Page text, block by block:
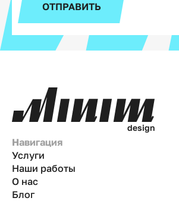
ОТПРАВИТЬ
design
Навигация
Услуги
Наши работы
О нас
Блог